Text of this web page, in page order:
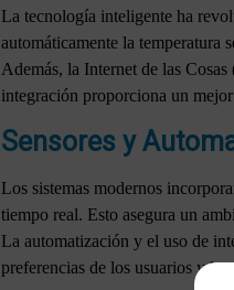
La tecnología inteligente ha
automáticamente la temperatura
Además, la Internet de las
integración proporciona un
Sensores y
Los sistemas modernos
tiempo real. Esto asegura un
La automatización y el uso de
preferencias de los usuarios y